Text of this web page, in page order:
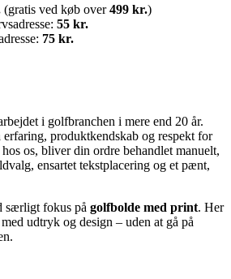
(gratis ved køb over499 kr.)
55 kr.
75 kr.
i golfbranchen i mere end 20 år.
produktkendskab og respekt for
os, bliver din ordre behandlet manuelt,
ensartet tekstplacering og et pænt,
særligt fokus på golfbolde med print. Her
udtryk og design – uden at gå på